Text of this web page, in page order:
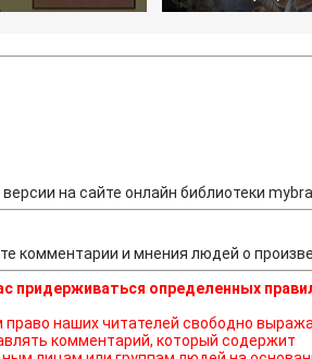
на сайте онлайн библиотеки
комментарии и мнения людей о
придерживаться определенных
комментарий, который содержит